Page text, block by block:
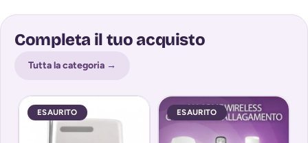
Completa il tuo acquisto
Tutta la categoria →
ESAURITO ESAURITO